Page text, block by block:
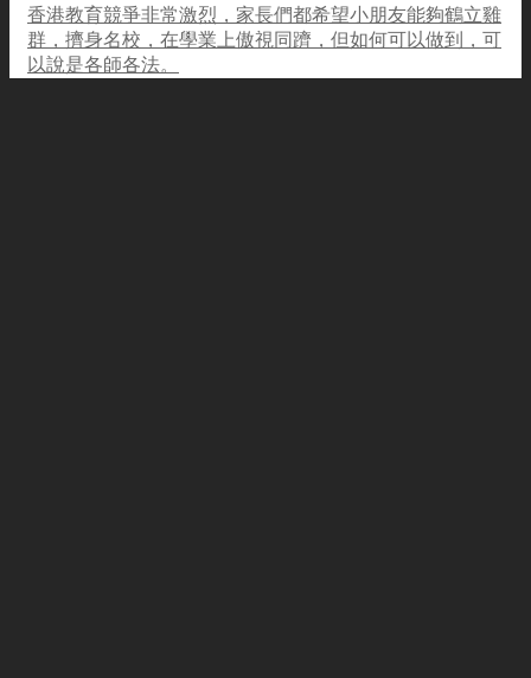
香港教育競爭非常激烈，家長們都希望小朋友能夠鶴立雞
群，擠身名校，在學業上傲視同躋，但如何可以做到，可
以說是各師各法。